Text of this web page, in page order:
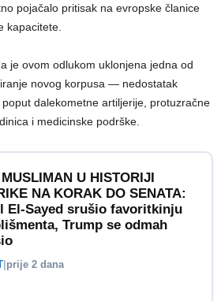
pojačalo pritisak na evropske članice
kapacitete.
je ovom odlukom uklonjena jedna od
novog korpusa — nedostatak
dalekometne artiljerije, protuzračne
i medicinske podrške.
U HISTORIJI
NA KORAK DO SENATA:
El-Sayed srušio favoritkinju
Trump se odmah
prije 2 dana